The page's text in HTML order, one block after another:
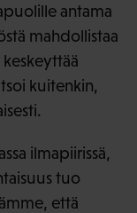
antama
mahdollistaa
kuitenkin,
ilmapiirissä,
tuo
että